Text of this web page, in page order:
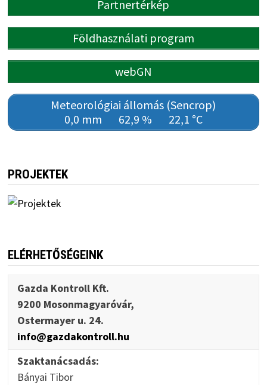
Partnertérkép
Földhasználati program
webGN
Meteorológiai állomás (Sencrop)
0,0 mm
62,9 % 22,1 °C
PROJEKTEK
ELÉRHETŐSÉGEINK
Gazda Kontroll Kft.
9200 Mosonmagyaróvár,
Ostermayer u. 24.
info@gazdakontroll.hu
Szaktanácsadás:
Bányai Tibor